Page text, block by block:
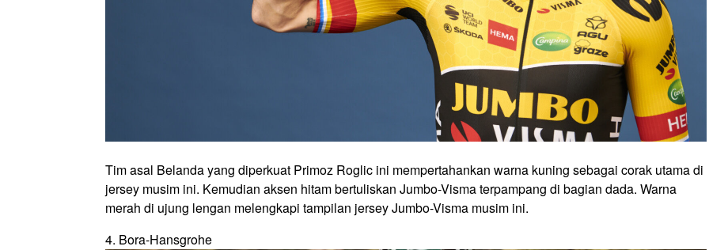
Tim asal Belanda yang diperkuat Primoz Roglic ini mempertahankan warna kuning sebagai corak utama di
jersey musim ini. Kemudian aksen hitam bertuliskan Jumbo-Visma terpampang di bagian dada. Warna
merah di ujung lengan melengkapi tampilan jersey Jumbo-Visma musim ini.
4. Bora-Hansgrohe